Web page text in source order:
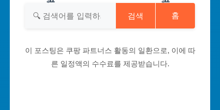
검색 홈
이 포스팅은 쿠팡 파트너스 활동의 일환으로, 이에 따
른 일정액의 수수료를 제공받습니다.